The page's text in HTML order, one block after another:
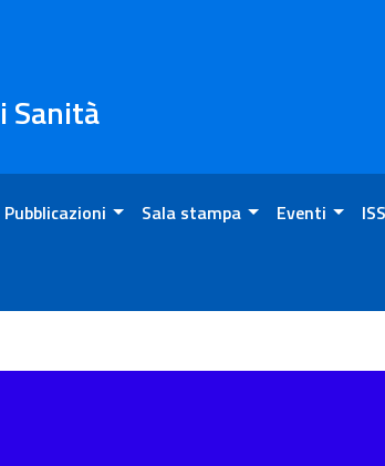
Sanità
Pubblicazioni Sala stampa Eventi